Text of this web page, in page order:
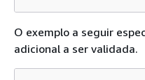
O exemplo a seguir
adicional a ser validada.